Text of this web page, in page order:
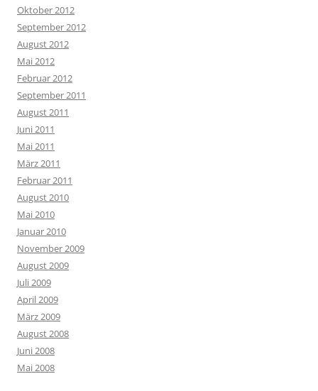
Oktober 2012
September 2012
August 2012
Mai 2012
Februar 2012
September 2011
August 2011
Juni 2011
Mai 2011
März 2011
Februar 2011
August 2010
Mai 2010
Januar 2010
November 2009
August 2009
Juli 2009
April 2009
März 2009
August 2008
Juni 2008
Mai 2008